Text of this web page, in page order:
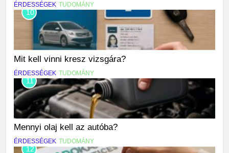
ÉRDESSÉGEK TUDOMÁNY
10
Mit kell vinni kresz vizsgára?
ÉRDESSÉGEK TUDOMÁNY
11
Mennyi olaj kell az autóba?
ÉRDESSÉGEK TUDOMÁNY
12